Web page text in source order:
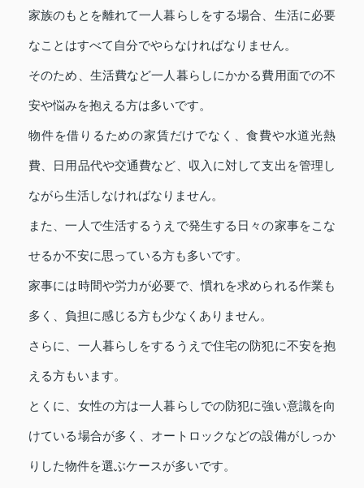
家族のもとを離れて一人暮らしをする場合、生活に必要
なことはすべて自分でやらなければなりません。
そのため、生活費など一人暮らしにかかる費用面での不
安や悩みを抱える方は多いです。
物件を借りるための家賃だけでなく、食費や水道光熱
費、日用品代や交通費など、収入に対して支出を管理し
ながら生活しなければなりません。
また、一人で生活するうえで発生する日々の家事をこな
せるか不安に思っている方も多いです。
家事には時間や労力が必要で、慣れを求められる作業も
多く、負担に感じる方も少なくありません。
さらに、一人暮らしをするうえで住宅の防犯に不安を抱
える方もいます。
とくに、女性の方は一人暮らしでの防犯に強い意識を向
けている場合が多く、オートロックなどの設備がしっか
りした物件を選ぶケースが多いです。